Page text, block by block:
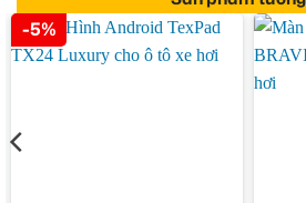
-5%